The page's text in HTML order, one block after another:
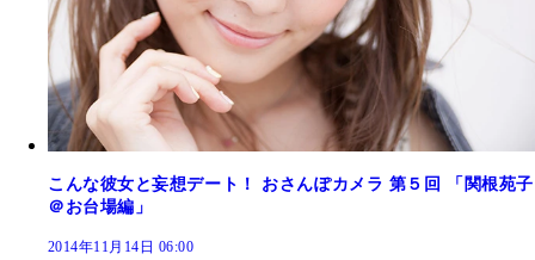
こんな彼女と妄想デート！ おさんぽカメラ 第５回 「関根苑子
＠お台場編」
2014年11月14日 06:00